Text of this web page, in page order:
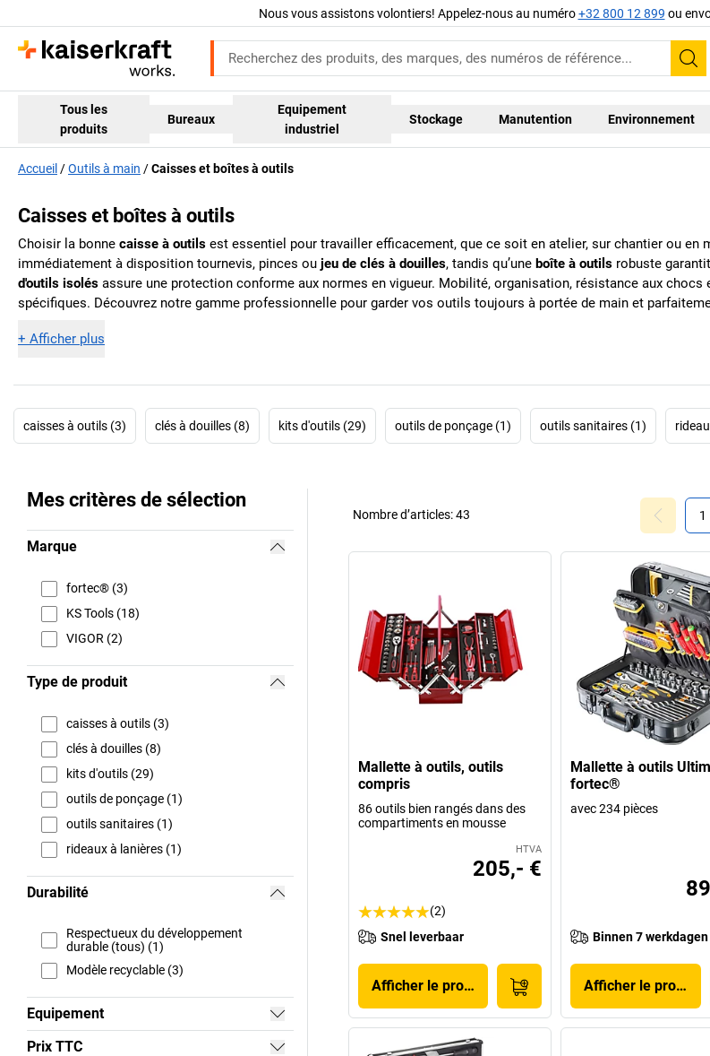
Nous vous assistons volontiers! Appelez-nous au numéro+32 800 12 899 ou
Tous les
produits
Bureaux
Equipement
industriel
Stockage Manutention Environnement
Accueil Outils à main Caisses et boîtes à outils
Caisses et boîtes à outils
Choisir la bonne caisse à outils est essentiel pour travailler efficacement, que ce soit en atelier, sur chantier ou en
immédiatement à disposition tournevis, pinces ou jeu de clés à douilles, tandis qu’une boîte à outils robuste
d'outils isolés assure une protection conforme aux normes en vigueur. Mobilité, organisation, résistance aux
spécifiques. Découvrez notre gamme professionnelle pour garder vos outils toujours à portée de main et
+ Afficher plus
caisses à outils (3) clés à douilles (8) kits d'outils (29) outils de ponçage (1) outils sanitaires (1)
Mes critères de sélection
Marque
fortec® (3)
KS Tools (18)
VIGOR (2)
Type de produit
caisses à outils (3)
clés à douilles (8)
kits d'outils (29)
outils de ponçage (1)
outils sanitaires (1)
rideaux à lanières (1)
Durabilité
Respectueux du développement
durable (tous) (1)
Modèle recyclable (3)
Equipement
Prix TTC
1
Nombre d’articles:43
Mallette à outils, outils
compris
86 outils bien rangés dans des
compartiments en mousse
HTVA
205,- €
(2)
Snel leverbaar
Afficher le produit
Mallette à outils
fortec®
avec 234 pièces
Binnen 7 werkdagen
Afficher le produit